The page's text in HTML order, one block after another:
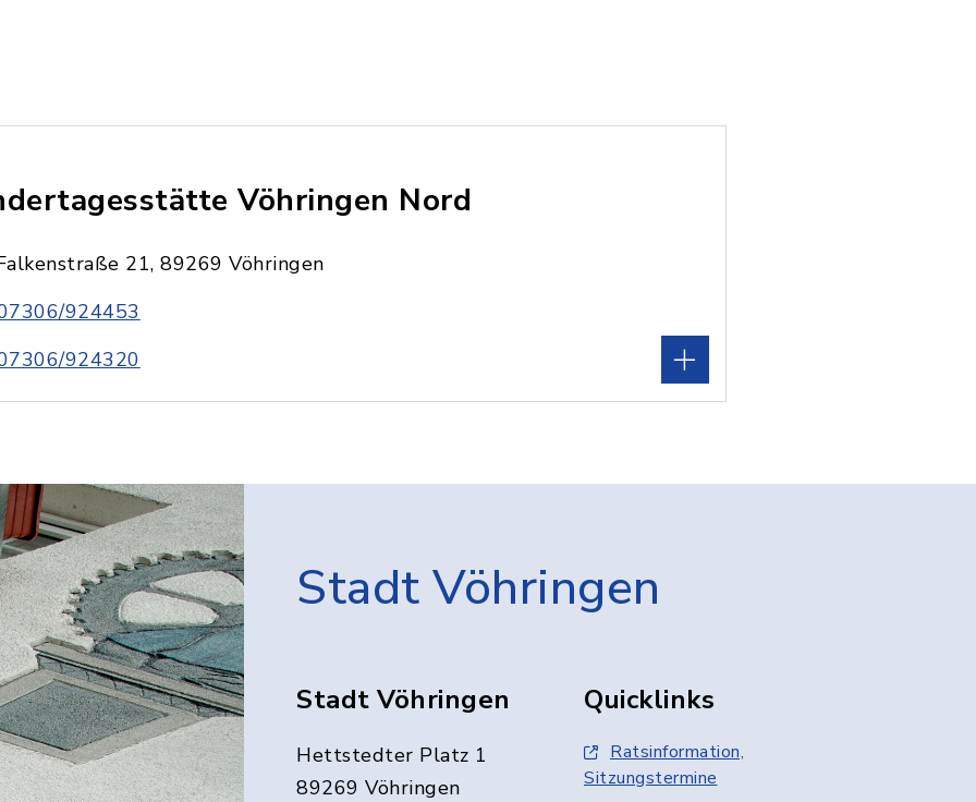
Vöhringen Nord
21, 89269 Vöhringen
924453
924320
Stadt Vöhringen
Stadt Vöhringen
Hettstedter Platz 1
89269 Vöhringen
Quicklinks
Ratsinformation,
Sitzungstermine